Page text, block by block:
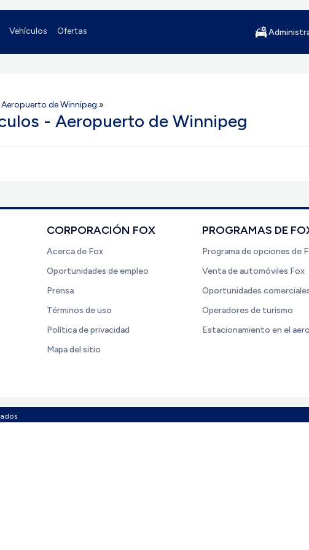
Vehículos Ofertas
Aeropuerto de Winnipeg »
- Aeropuerto de Winnipeg
CORPORACIÓN FOX
Acerca de Fox
Oportunidades de empleo
Prensa
Términos de uso
Política de privacidad
Mapa del sitio
PROGRAMAS DE
Programa de opciones de
Venta de automóviles Fox
Oportunidades
Operadores de turismo
Estacionamiento en el